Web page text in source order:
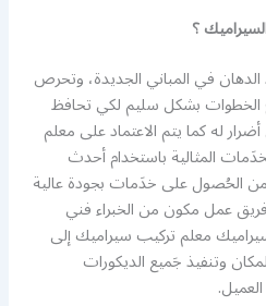
؟
في المباني الجديدة، وتحرص
الخطوات بشكل سليم لكي تحافظ
له كما يتم الاعتماد على معلم
المثالية باستخدام أحدث
من الحُصول على خدَمات بجودة عالية
عمل مكون من الخبراء فني
معلم تركيب سيراميك إلى
وتنفيذ جَميع الديكورات